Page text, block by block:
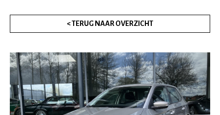
< TERUG NAAR OVERZICHT